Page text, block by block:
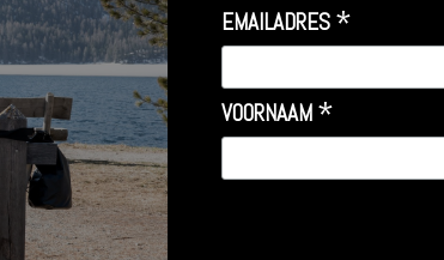
EMAILADRES *
VOORNAAM *